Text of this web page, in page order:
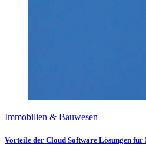
Immobilien & Bauwesen
Vorteile der Cloud Software Lösungen für